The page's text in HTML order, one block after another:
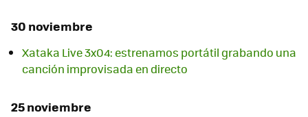
30 noviembre
Xataka Live 3x04: estrenamos portátil grabando una
canción improvisada en directo
25 noviembre